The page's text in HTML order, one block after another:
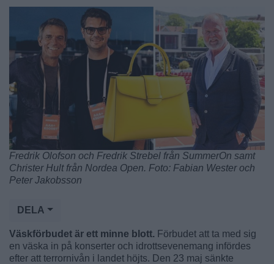
Fredrik Olofson och Fredrik Strebel från SummerOn samt
Christer Hult från Nordea Open. Foto: Fabian Wester och
Peter Jakobsson
DELA
Väskförbudet är ett minne blott. Förbudet att ta med sig
en väska in på konserter och idrottsevenemang infördes
efter att terrornivån i landet höjts. Den 23 maj sänkte